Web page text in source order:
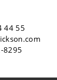
44 55
8295